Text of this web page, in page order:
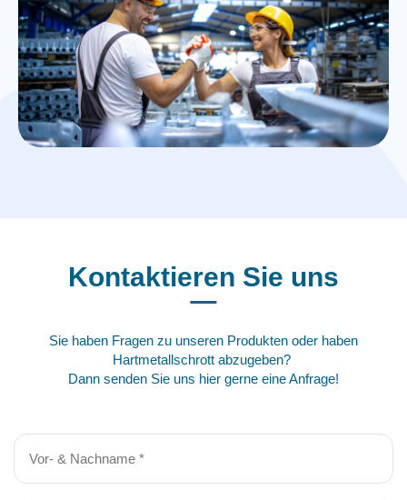
Kontaktieren Sie uns
Sie haben Fragen zu unseren Produkten oder haben
Hartmetallschrott abzugeben?
Dann senden Sie uns hier gerne eine Anfrage!